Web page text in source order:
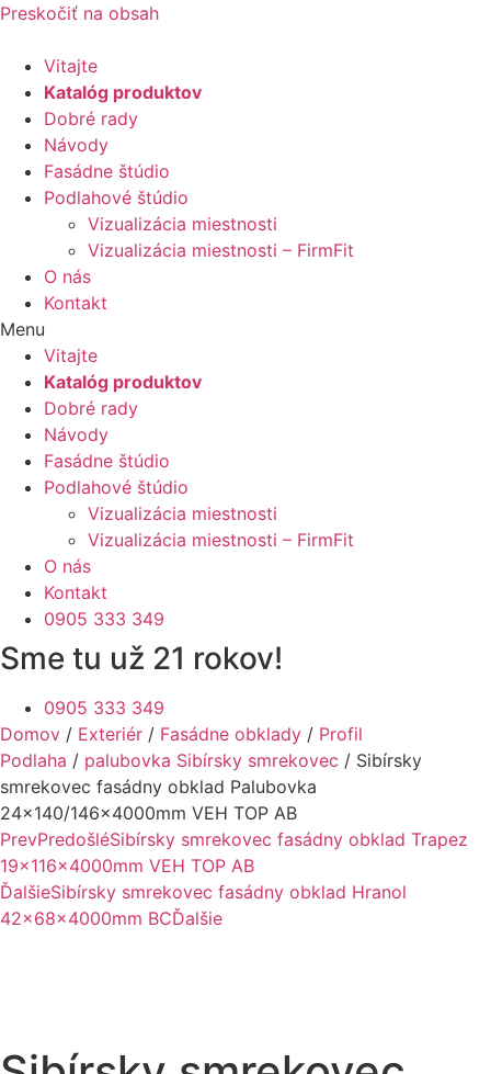
Preskočiť na obsah
Vitajte
Katalóg produktov
Dobré rady
Návody
Fasádne štúdio
Podlahové štúdio
Vizualizácia miestnosti
Vizualizácia miestnosti – FirmFit
O nás
Kontakt
Menu
Vitajte
Katalóg produktov
Dobré rady
Návody
Fasádne štúdio
Podlahové štúdio
Vizualizácia miestnosti
Vizualizácia miestnosti – FirmFit
O nás
Kontakt
0905 333 349
Sme tu už 21 rokov!
0905 333 349
Domov / Exteriér / Fasádne obklady / Profil
Podlaha / palubovka Sibírsky smrekovec / Sibírsky
smrekovec fasádny obklad Palubovka
24×140/146x4000mm VEH TOP AB
PrevPredošléSibírsky smrekovec fasádny obklad Trapez
19x116x4000mm VEH TOP AB
ĎalšieSibírsky smrekovec fasádny obklad Hranol
42x68x4000mm BCĎalšie